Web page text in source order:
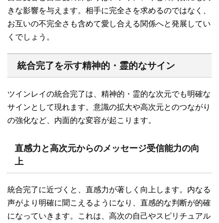
きな影響を与えます。相手に完全さを求めるのではなく、
お互いの不完全さも含めて愛し合える関係へと発展してい
くでしょう。
統合完了を示す精神的・霊的なサイン
ツインレイの統合完了は、精神的・霊的な次元でも明確な
サインとして現れます。意識の拡大や高次元とのつながり
の強化など、内面的な変容が起こります。
直感力と高次元からのメッセージ受信能力の向
上
統合完了に近づくと、直感力が著しく向上します。内なる
声がより明確に聞こえるようになり、直感的な判断が的確
になっていきます。これは、高次の自己やスピリチュアル